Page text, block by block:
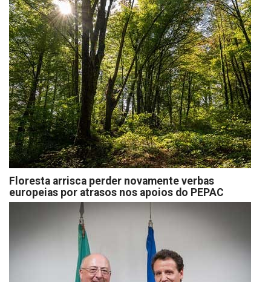
Floresta arrisca perder novamente verbas
europeias por atrasos nos apoios do PEPAC